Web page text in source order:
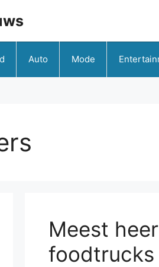
Auto Mode
Meest
foodtrucks